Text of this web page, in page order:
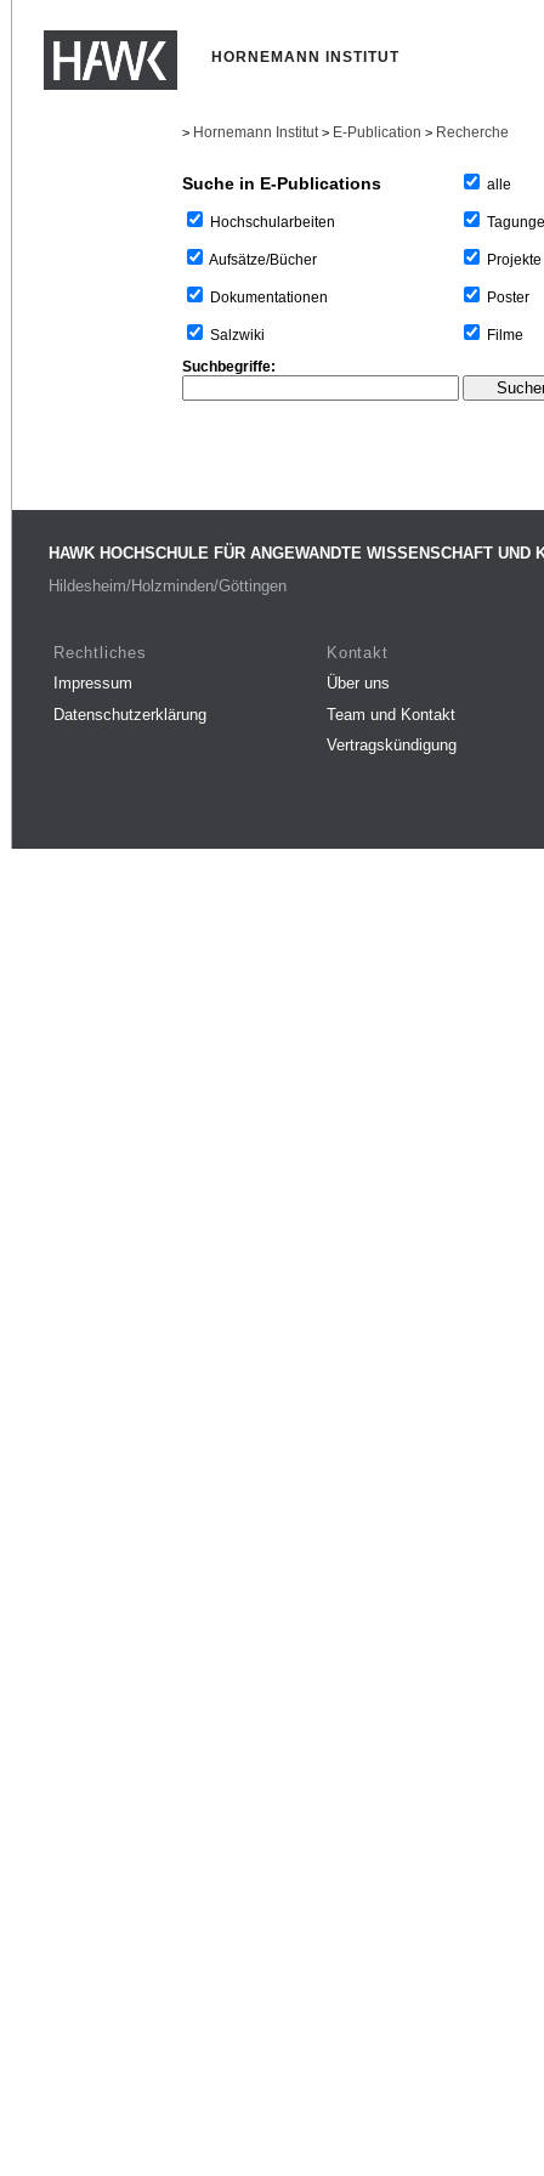
HORNEMANN INSTITUT
> Hornemann Institut > E-Publication > Recherche
Suche in E-Publications
Hochschularbeiten
Aufsätze/Bücher
Dokumentationen
Salzwiki
alle
Projekte
Poster
Filme
Suchbegriffe:
HAWK HOCHSCHULE FÜR ANGEWANDTE WISSENSCHAFT UND
Hildesheim/Holzminden/Göttingen
Rechtliches
Impressum
Datenschutzerklärung
Kontakt
Über uns
Team und Kontakt
Vertragskündigung